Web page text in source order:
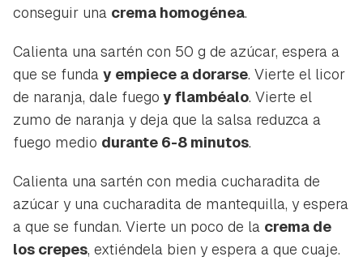
conseguir una crema homogénea.
Calienta una sartén con 50 g de azúcar, espera a
que se funda y empiece a dorarse. Vierte el licor
de naranja, dale fuego y flambéalo. Vierte el
zumo de naranja y deja que la salsa reduzca a
fuego medio durante 6-8 minutos.
Calienta una sartén con media cucharadita de
azúcar y una cucharadita de mantequilla, y espera
a que se fundan. Vierte un poco de la crema de
los crepes, extiéndela bien y espera a que cuaje.